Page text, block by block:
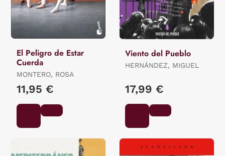
El Peligro de Estar
Cuerda
MONTERO, ROSA
11,95 €
Viento del Pueblo
HERNÁNDEZ, MIGUEL
17,99 €